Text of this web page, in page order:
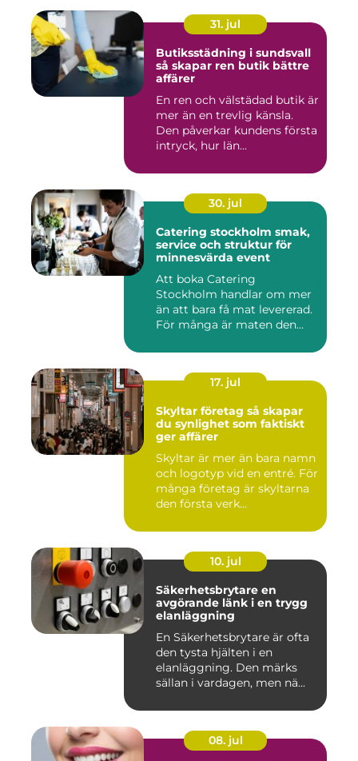
31. jul
Butiksstädning i sundsvall
så skapar ren butik bättre
affärer
En ren och välstädad butik är
mer än en trevlig känsla.
Den påverkar kundens första
intryck, hur län...
30. jul
Catering stockholm smak,
service och struktur för
minnesvärda event
Att boka Catering
Stockholm handlar om mer
än att bara få mat levererad.
För många är maten den
17. jul
Skyltar företag så skapar
du synlighet som faktiskt
ger affärer
Skyltar är mer än bara namn
och logotyp vid en entré. För
många företag är skyltarna
den första verk...
10. jul
Säkerhetsbrytare en
avgörande länk i en trygg
elanläggning
En Säkerhetsbrytare är ofta
den tysta hjälten i en
elanläggning. Den märks
sällan i vardagen, men nä...
08. jul